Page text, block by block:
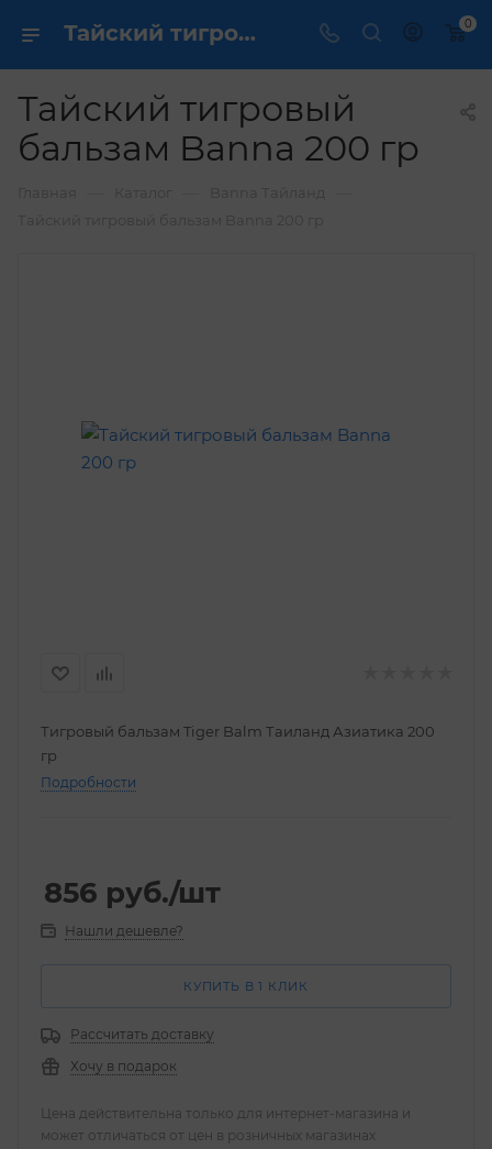
Тайский тигровый бальзам Banna 200 гр купить по выгодной цене в интернет магазине 0
Тайский тигровый
бальзам Banna 200 гр
Тигровый бальзам Tiger Balm Таиланд Азиатика 200
гр
Подробности
856 руб./шт
Нашли дешевле?
КУПИТЬ В 1 КЛИК
Рассчитать доставку
Хочу в подарок
Цена действительна только для интернет-магазина и
может отличаться от цен в розничных магазинах